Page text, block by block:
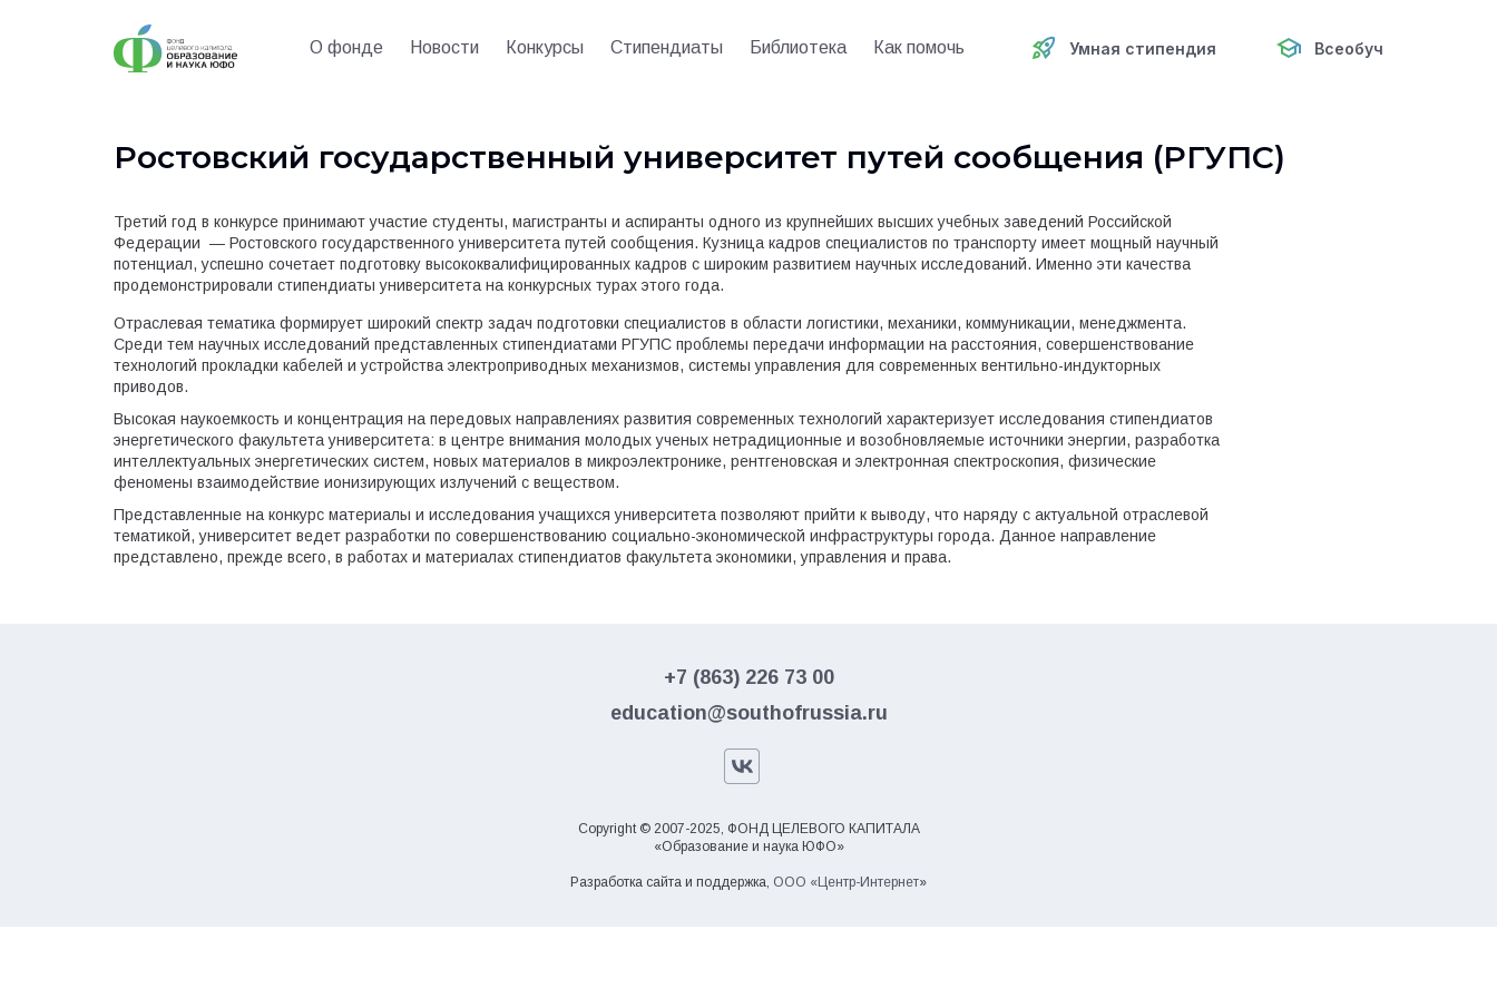
О фонде Новости Конкурсы Стипендиаты Библиотека Как помочь Умная стипендия Всеобуч
Ростовский государственный университет путей сообщения (РГУПС)
Третий год в конкурсе принимают участие студенты, магистранты и аспиранты одного из крупнейших высших учебных заведений Российской
Федерации — Ростовского государственного университета путей сообщения. Кузница кадров специалистов по транспорту имеет мощный научный
потенциал, успешно сочетает подготовку высококвалифицированных кадров с широким развитием научных исследований. Именно эти качества
продемонстрировали стипендиаты университета на конкурсных турах этого года.
Отраслевая тематика формирует широкий спектр задач подготовки специалистов в области логистики, механики, коммуникации, менеджмента.
Среди тем научных исследований представленных стипендиатами РГУПС проблемы передачи информации на расстояния, совершенствование
технологий прокладки кабелей и устройства электроприводных механизмов, системы управления для современных вентильно-индукторных
приводов.
Высокая наукоемкость и концентрация на передовых направлениях развития современных технологий характеризует исследования стипендиатов
энергетического факультета университета: в центре внимания молодых ученых нетрадиционные и возобновляемые источники энергии, разработка
интеллектуальных энергетических систем, новых материалов в микроэлектронике, рентгеновская и электронная спектроскопия, физические
феномены взаимодействие ионизирующих излучений с веществом.
Представленные на конкурс материалы и исследования учащихся университета позволяют прийти к выводу, что наряду с актуальной отраслевой
тематикой, университет ведет разработки по совершенствованию социально-экономической инфраструктуры города. Данное направление
представлено, прежде всего, в работах и материалах стипендиатов факультета экономики, управления и права.
+7 (863) 226 73 00
education@southofrussia.ru
Copyright © 2007-2025, ФОНД ЦЕЛЕВОГО КАПИТАЛА
«Образование и наука ЮФО»
Разработка сайта и поддержка, ООО «Центр-Интернет»